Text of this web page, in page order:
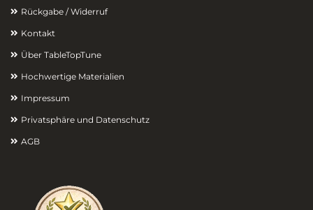
Rückgabe / Widerruf
Kontakt
Über TableTopTune
Hochwertige Materialien
Impressum
Privatsphäre und Datenschutz
AGB